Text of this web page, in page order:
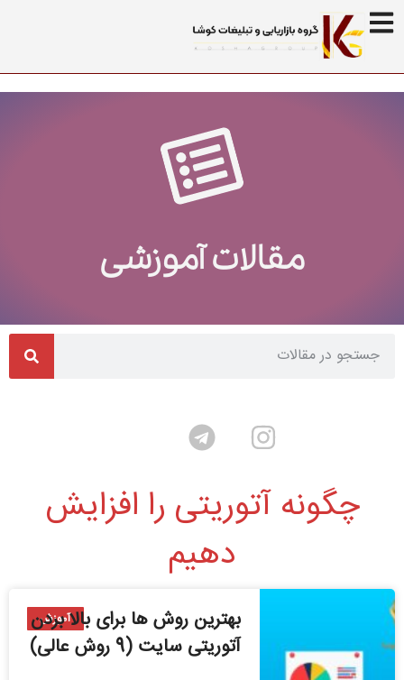
مقالات آموزشی
چگونه آتوریتی را افزایش
دهیم
آموزش
بهترین روش ها برای بالا بردن
آتوریتی سایت (9 روش عالی)